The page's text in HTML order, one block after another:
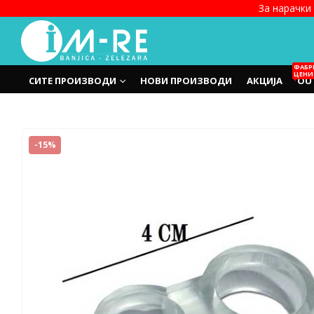
За
СИТЕ ПРОИЗВОДИ НОВИ ПРОИЗВОДИ АКЦИЈА
ЦЕНИ
-15%